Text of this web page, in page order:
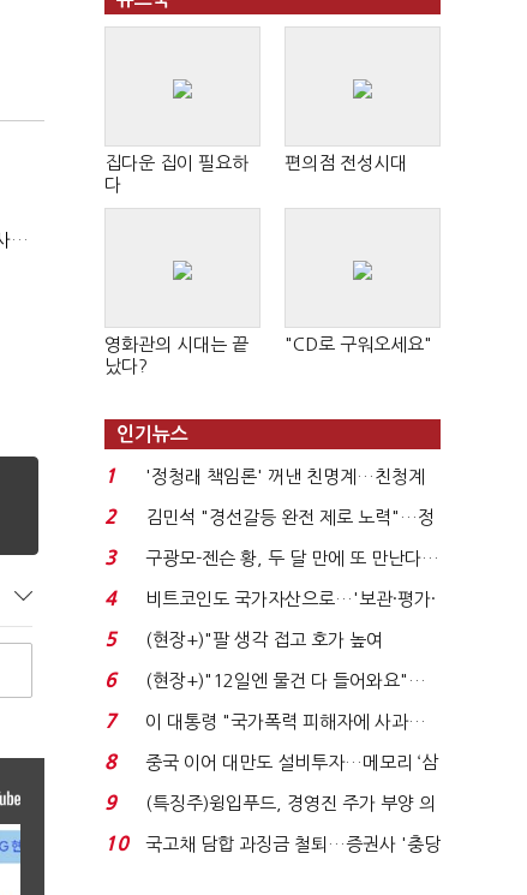
현대지에프홀딩스, 2분기 영업익 15.6%↑…500억 규모 자사주 매입
집다운 집이 필요하
다
편의점 전성시대
영화관의 시대는 끝
났다?
"CD로 구워오세요"
인기뉴스
1
'정청래 책임론' 꺼낸 친명계…친청계
는 추가투표 때리기...
2
김민석 "경선갈등 완전 제로 노력"…정
청래 "반명 공세 사...
3
구광모-젠슨 황, 두 달 만에 또 만난다…
로봇·AI 등 논...
4
비트코인도 국가자산으로…'보관·평가·
처분' 기준은 ...
5
(현장+)"팔 생각 접고 호가 높여
요"…'덜 똘똘한 한 채' 20...
6
(현장+)"12일엔 물건 다 들어와요"…
빈 매대 채우며 문 연 ...
7
이 대통령 "국가폭력 피해자에 사과…
적극적 조사로 진...
8
중국 이어 대만도 설비투자…메모리 ‘삼
국전쟁’
9
(특징주)윙입푸드, 경영진 주가 부양 의
지에 상한가...
10
국고채 담합 과징금 철퇴…증권사 '충당